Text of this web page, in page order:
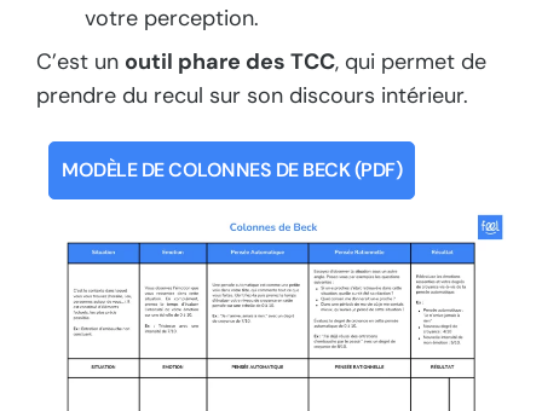
votre perception.
C’est un outil phare des TCC, qui permet de
prendre du recul sur son discours intérieur.
MODÈLE DE COLONNES DE BECK (PDF)